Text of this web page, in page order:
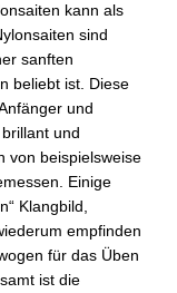
kann als
sind
sanften
beliebt ist. Diese
und
und
von beispielsweise
Einige
Klangbild,
empfinden
für das Üben
ist die